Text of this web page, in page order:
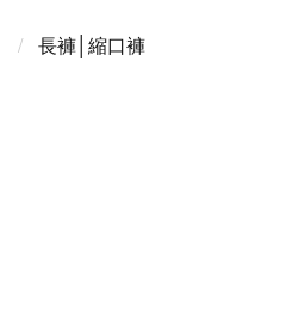
長褲│縮口褲